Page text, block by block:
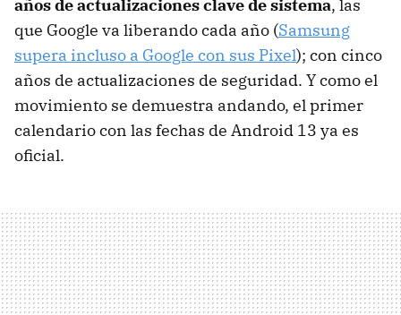
años de actualizaciones clave de sistema, las
que Google va liberando cada año (Samsung
supera incluso a Google con sus Pixel); con cinco
años de actualizaciones de seguridad. Y como el
movimiento se demuestra andando, el primer
calendario con las fechas de Android 13 ya es
oficial.